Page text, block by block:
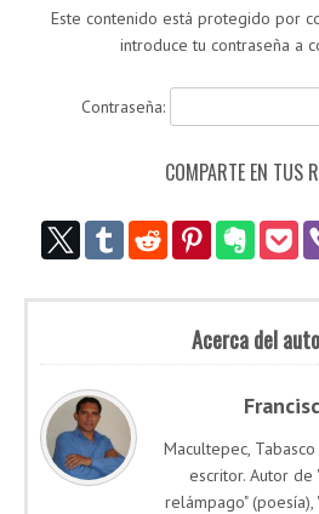
Este contenido está protegido por
introduce tu contraseña a
Contraseña:
COMPARTE EN TUS
Acerca del
Macultepec,
escritor. Autor
relámpago"